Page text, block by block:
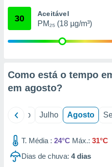
através
1199
30 Aceitável
PM₂₅ (18 µg/m³)
Como está o tempo
em agosto?
Junho Julho Agosto
T. Média : 24°C Máx.: 31°C
Dias de chuva: 4dias